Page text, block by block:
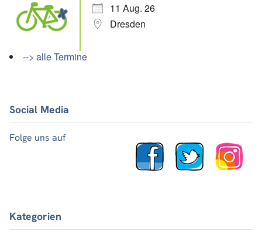
11 Aug. 26
Dresden
--> alle Termine
Social Media
Folge uns auf
Kategorien